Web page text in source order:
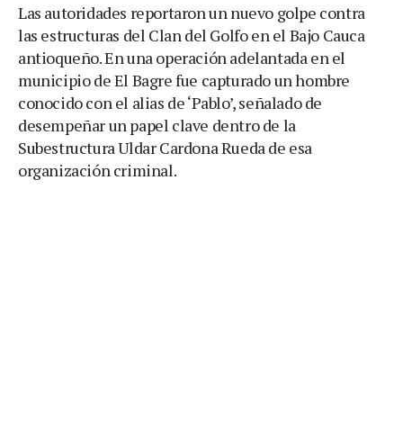
Las autoridades reportaron un nuevo golpe contra
las estructuras del Clan del Golfo en el Bajo Cauca
antioqueño. En una operación adelantada en el
municipio de El Bagre fue capturado un hombre
conocido con el alias de ‘Pablo’, señalado de
desempeñar un papel clave dentro de la
Subestructura Uldar Cardona Rueda de esa
organización criminal.